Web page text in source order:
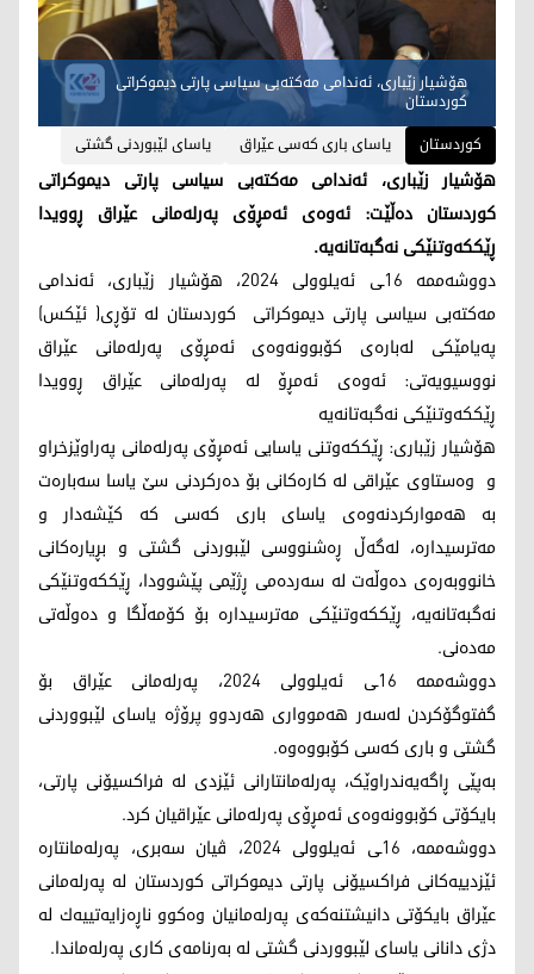
هۆشیار زێباری، ئەندامی مەکتەبی سیاسی پارتی دیموکراتی
کوردستان
کوردستان
یاسای باری کەسی عێراق یاسای لێبوردنی گشتی
هۆشیار زێباری، ئەندامی مەکتەبی سیاسی پارتی دیموکراتی
کوردستان دەڵێت: ئەوەی ئەمڕۆی پەرلەمانی عێراق ڕوویدا
ڕێککەوتنێکی نەگبەتانەیە.
دووشەممە 16ـی ئەیلوولی 2024، هۆشیار زێباری، ئەندامی
مەکتەبی سیاسی پارتی دیموکراتی کوردستان لە تۆڕی( ئێکس)
پەیامێکی لەبارەی کۆبوونەوەی ئەمڕۆی پەرلەمانی عێراق
نووسیویەتی: ئەوەی ئەمڕۆ لە پەرلەمانی عێراق ڕوویدا
ڕێککەوتنێکی نەگبەتانەیە
هۆشیار زێباری: ڕێککەوتنی یاسایی ئەمڕۆی پەرلەمانی پەراوێزخراو
و وەستاوی عێراقی لە کارەکانی بۆ دەرکردنی سێ یاسا سەبارەت
بە هەموارکردنەوەی یاسای باری کەسی کە کێشەدار و
مەترسیدارە، لەگەڵ ڕەشنووسی لێبوردنی گشتی و بڕیارەکانی
خانووبەرەی دەوڵەت لە سەردەمی ڕژێمی پێشوودا، ڕێککەوتنێکی
نەگبەتانەیە، ڕێککەوتنێکی مەترسیدارە بۆ کۆمەڵگا و دەوڵەتی
مەدەنی.
دووشەممە 16ـی ئەیلوولی 2024، پەرلەمانی عێراق بۆ
گفتوگۆکردن لەسەر هەموواری هەردوو پرۆژە یاسای لێبووردنی
گشتی و باری کەسی کۆبووەوە.
بەپێی ڕاگەیەندراوێک، پەرلەمانتارانی ئێزدی لە فراکسیۆنی پارتی،
بایکۆتی کۆبوونەوەی ئەمڕۆی پەرلەمانی عێراقیان کرد.
دووشه‌ممه‌، 16ـی ئه‌یلوولی 2024، ڤیان سه‌بری، په‌رله‌مانتاره‌
ئێزدییه‌كانی فراكسیۆنی پارتی دیموكراتی كوردستان له‌ په‌رله‌مانی
عێراق بایكۆتی دانیشتنه‌كه‌ی په‌رله‌مانیان وه‌كوو ناڕه‌زایه‌تییه‌ك له‌
دژی دانانی یاسای لێبووردنی گشتی له‌ به‌رنامه‌ی كاری په‌رله‌ماندا.